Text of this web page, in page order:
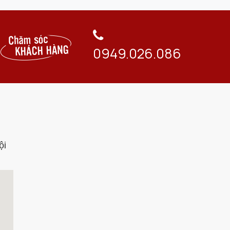
khác sẽ không sử dụng được (trừ phím
các hoạt động vô tình bấm phím của trẻ em
biến nhiệt độ dưới mỗi vùng nấu, khi có hiện
đảm bảo không sự cố đáng tiếc xảy ra.
nấu còn nóng nhiệt độ trên
0949.026.086